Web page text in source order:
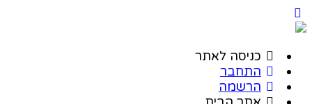
כניסה לאתר
התחבר
הרשמה